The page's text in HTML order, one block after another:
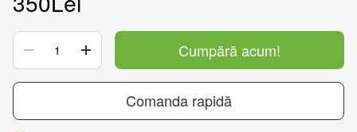
Cumpără acum!
Comanda rapidă